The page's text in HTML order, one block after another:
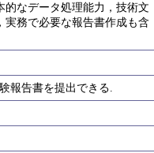
なデータ処理能力，技術文
務で必要な報告書作成も含
報告書を提出できる.